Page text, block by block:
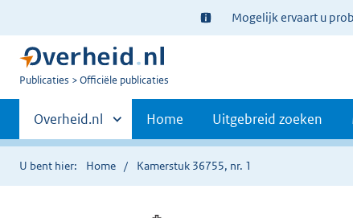
Ter
informatie:
Mogelijk ervaart u
U
Publicaties Officiële publicaties
Primaire
navigatie
Andere
sites
binnen
Overheid.nl Home Uitgebreid zoeken
U bent hier: Home Kamerstuk 36755, nr. 1